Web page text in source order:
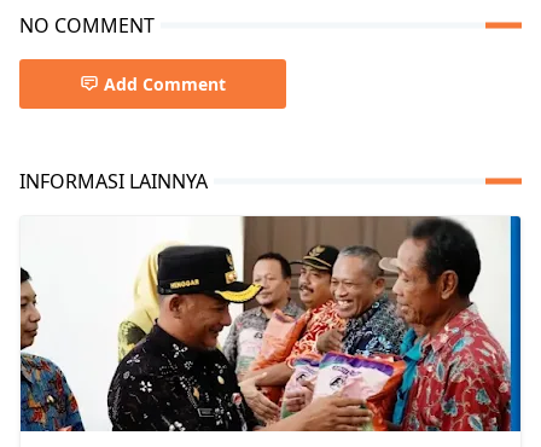
NO COMMENT
Add Comment
INFORMASI LAINNYA